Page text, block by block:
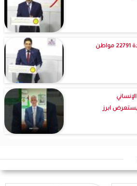
وزير تمكين الشباب يؤكد استفادة 22791 مواطن
يستعرض ابرز